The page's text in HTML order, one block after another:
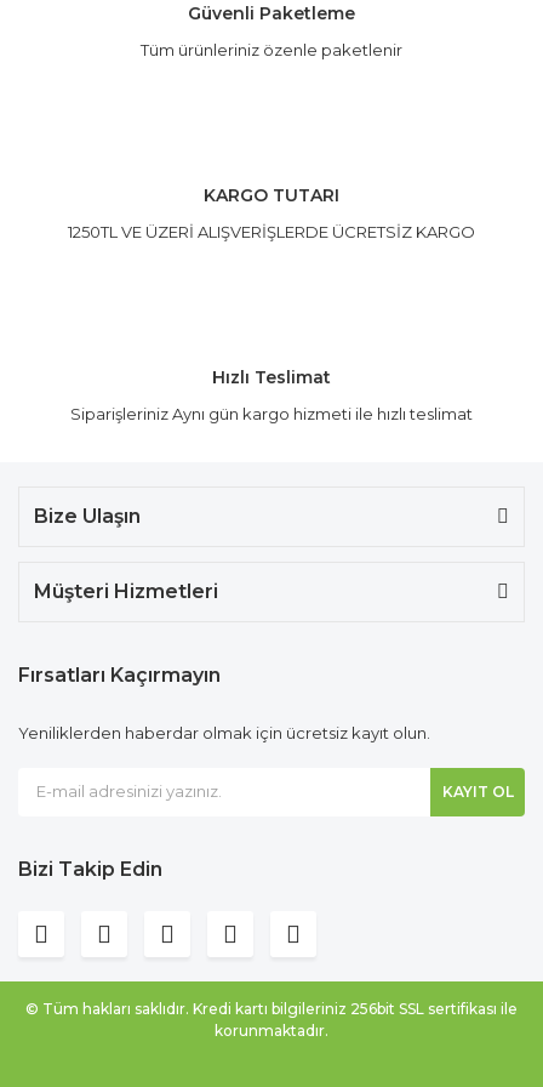
Güvenli Paketleme
Tüm ürünleriniz özenle paketlenir
KARGO TUTARI
1250TL VE ÜZERİ ALIŞVERİŞLERDE ÜCRETSİZ KARGO
Hızlı Teslimat
Siparişleriniz Aynı gün kargo hizmeti ile hızlı teslimat
Bize Ulaşın
Müşteri Hizmetleri
Fırsatları Kaçırmayın
Yeniliklerden haberdar olmak için ücretsiz kayıt olun.
KAYIT OL
Bizi Takip Edin
© Tüm hakları saklıdır. Kredi kartı bilgileriniz 256bit SSL sertifikası ile
korunmaktadır.